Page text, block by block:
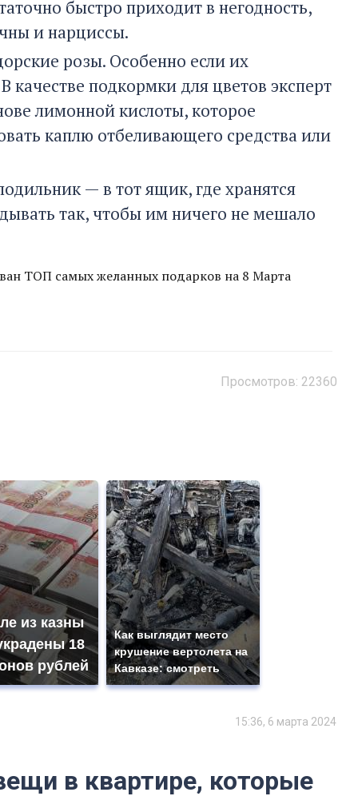
быстро приходит в негодность,
и нарциссы.
розы. Особенно если их
качестве подкормки для цветов эксперт
лимонной кислоты, которое
каплю отбеливающего средства или
— в тот ящик, где хранятся
так, чтобы им ничего не мешало
ТОП самых желанных подарков на 8 Марта
Просмотров: 22360
из казны
18
рублей
Как выглядит место
крушение вертолета на
Кавказе: смотреть
15:36, 6 марта 2024
в квартире, которые